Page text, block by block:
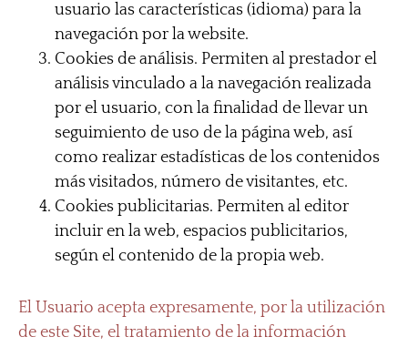
usuario las características (idioma) para la
navegación por la website.
Cookies de análisis. Permiten al prestador el
análisis vinculado a la navegación realizada
por el usuario, con la finalidad de llevar un
seguimiento de uso de la página web, así
como realizar estadísticas de los contenidos
más visitados, número de visitantes, etc.
Cookies publicitarias. Permiten al editor
incluir en la web, espacios publicitarios,
según el contenido de la propia web.
El Usuario acepta expresamente, por la utilización
de este Site, el tratamiento de la información